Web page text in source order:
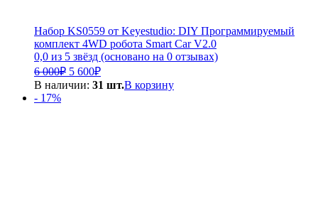
Набор KS0559 от Keyestudio: DIY Программируемый
комплект 4WD робота Smart Car V2.0
0,0 из 5 звёзд (основано на 0 отзывах)
6 000₽ Первоначальная
цена
5 600₽Текущая
цена:
В наличии: 31 шт.В корзину
- 17%